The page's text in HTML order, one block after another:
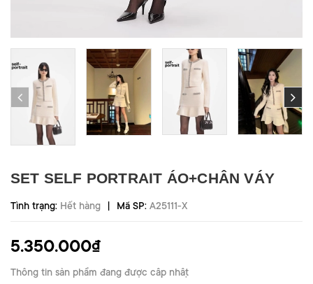
SET SELF PORTRAIT ÁO+CHÂN VÁY
Tình trạng: Hết hàng | Mã SP: A25111-X
5.350.000₫
Thông tin sản phẩm đang được cập nhật